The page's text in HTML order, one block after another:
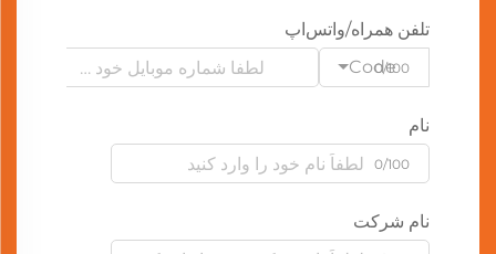
تلفن همراه/واتس‌اپ
Code
0/100
نام
0/100
نام شرکت